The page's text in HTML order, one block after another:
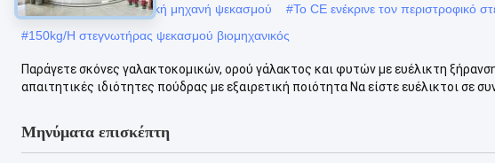
#18000rpm αποξηραντική μηχανή ψεκασμού #Το CE ενέκρινε τον περιστροφικό
#150kg/H στεγνωτήρας ψεκασμού βιομηχανικός
Παράγετε σκόνες γαλακτοκομικών, ορού γάλακτος και φυτών με ευέλικτη
απαιτητικές ιδιότητες πούδρας με εξαιρετική ποιότητα Να είστε ευέλικτοι σε
Μηνύματα επισκέπτη